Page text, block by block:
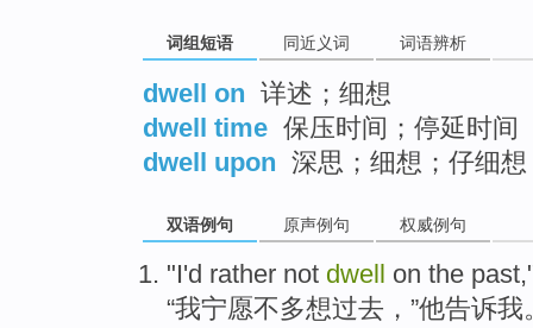
词组短语 同近义词 词语辨析
dwell on 详述；细想
dwell time 保压时间；停延时间
dwell upon 深思；细想；仔细想
双语例句 原声例句 权威例句
"I'd rather not dwell on the past
“我宁愿不多想过去 ，”他告诉我